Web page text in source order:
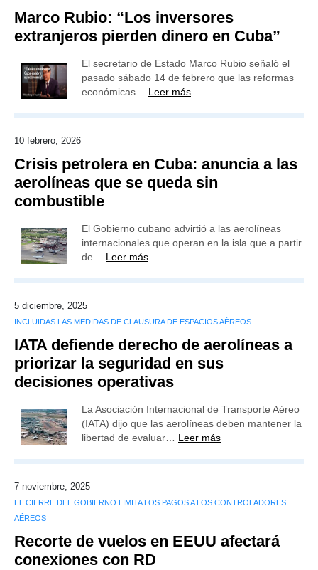
Marco Rubio: “Los inversores
extranjeros pierden dinero en Cuba”
El secretario de Estado Marco Rubio señaló el
pasado sábado 14 de febrero que las reformas
económicas… Leer más
10 febrero, 2026
Crisis petrolera en Cuba: anuncia a las
aerolíneas que se queda sin
combustible
El Gobierno cubano advirtió a las aerolíneas
internacionales que operan en la isla que a partir
de… Leer más
5 diciembre, 2025
INCLUIDAS LAS MEDIDAS DE CLAUSURA DE ESPACIOS AÉREOS
IATA defiende derecho de aerolíneas a
priorizar la seguridad en sus
decisiones operativas
La Asociación Internacional de Transporte Aéreo
(IATA) dijo que las aerolíneas deben mantener la
libertad de evaluar… Leer más
7 noviembre, 2025
EL CIERRE DEL GOBIERNO LIMITA LOS PAGOS A LOS CONTROLADORES
AÉREOS
Recorte de vuelos en EEUU afectará
conexiones con RD